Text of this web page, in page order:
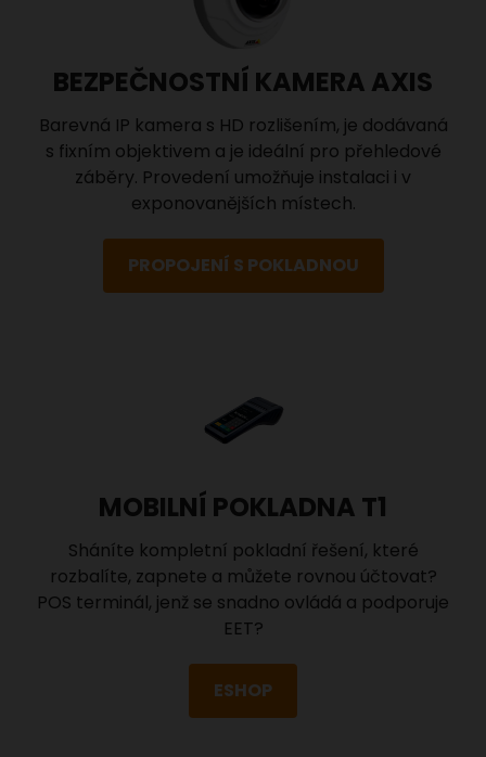
BEZPEČNOSTNÍ KAMERA AXIS
Barevná IP kamera s HD rozlišením, je dodávaná
s fixním objektivem a je ideální pro přehledové
záběry. Provedení umožňuje instalaci i v
exponovanějších místech.
PROPOJENÍ S POKLADNOU
MOBILNÍ POKLADNA T1
Sháníte kompletní pokladní řešení, které
rozbalíte, zapnete a můžete rovnou účtovat?
POS terminál, jenž se snadno ovládá a podporuje
EET?
ESHOP